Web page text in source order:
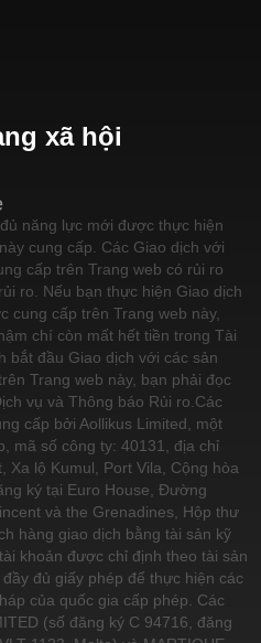
xã hội
năng lực mới được thực hiện
cung cấp. Các Giao dịch với
cấp trên Trang web có rủi ro
ro. Nếu bạn thực hiện Giao dịch
cung cấp trên Trang web này,
chí còn mất hết tiền trong Tài
bắt đầu Giao dịch với các sản
Trang web này, bạn phải đọc
vụ và Thông báo Rủi ro.Các
cấp bởi Aollikus Limited, một
mã số công ty: 40131, địa chỉ
Xa lộ Kumul, Port Vila, Cộng hòa
ký tại Euro House, Đường
và the Grenadines, Hộp thư
hàng giao dịch bằng tài sản kỹ
khoản được chỉ định theo tài sản
đủ giấy phép để thực hiện các
của quốc gia cấp phép. Các
(số đăng ký C 94716, đăng